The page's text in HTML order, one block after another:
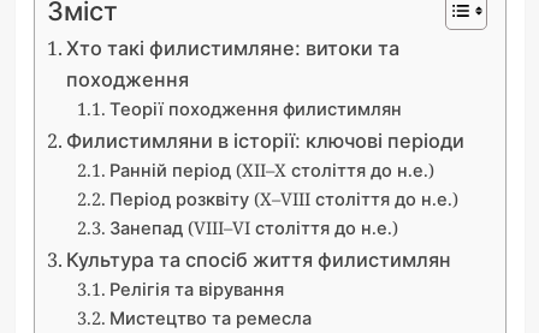
Зміст
Хто такі филистимляне: витоки та
походження
Теорії походження филистимлян
Филистимляни в історії: ключові періоди
Ранній період (XII–X століття до н.е.)
Період розквіту (X–VIII століття до н.е.)
Занепад (VIII–VI століття до н.е.)
Культура та спосіб життя филистимлян
Релігія та вірування
Мистецтво та ремесла